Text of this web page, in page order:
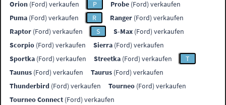
Orion (Ford) verkaufen P Probe (Ford) verkaufen
Puma (Ford) verkaufen R Ranger (Ford) verkaufen
Raptor (Ford) verkaufen S S-Max (Ford) verkaufen
Scorpio (Ford) verkaufen Sierra (Ford) verkaufen
Sportka (Ford) verkaufen Streetka (Ford) verkaufen
T
Taunus (Ford) verkaufen Taurus (Ford) verkaufen
Thunderbird (Ford) verkaufen Tourneo (Ford) verkaufen
Tourneo Connect (Ford) verkaufen